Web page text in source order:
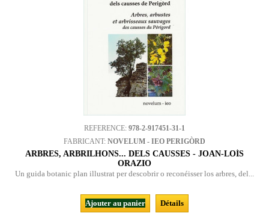
REFERENCE: 978-2-917451-31-1
FABRICANT: NOVELUM - IEO PERIGÒRD
ARBRES, ARBRILHONS... DELS CAUSSES - JOAN-LOÍS
ORAZIO
Un guida botanic plan illustrat per descobrir o reconéisser los arbres, del...
Ajouter au panier
Détails